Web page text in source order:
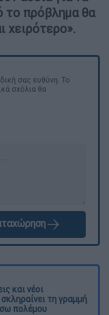
το πρόβλημα θα
χειρότερο».
σας ευθύνη. Το
σχόλια θα
και νέοι
τη γραμμή
πολέμου